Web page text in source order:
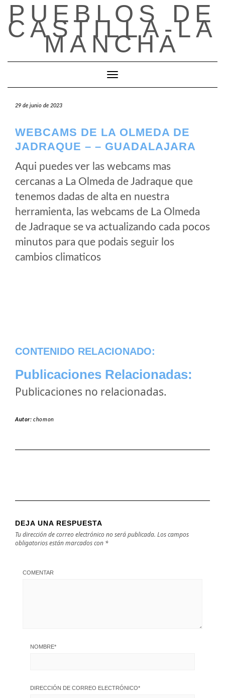
Saltar
contenido
PUEBLOS DE
CASTILLA-LA
MANCHA
Cambiar modo de navegación
29 de junio de 2023
WEBCAMS DE LA OLMEDA DE
JADRAQUE – – GUADALAJARA
Aqui puedes ver las webcams mas
cercanas a La Olmeda de Jadraque que
tenemos dadas de alta en nuestra
herramienta, las webcams de La Olmeda
de Jadraque se va actualizando cada pocos
minutos para que podais seguir los
cambios climaticos
CONTENIDO RELACIONADO:
Publicaciones Relacionadas:
Publicaciones no relacionadas.
Autor:chomon
DEJA UNA RESPUESTA
Tu dirección de correo electrónico no será publicada. Los campos
obligatorios están marcados con *
COMENTAR
NOMBRE*
DIRECCIÓN DE CORREO ELECTRÓNICO*